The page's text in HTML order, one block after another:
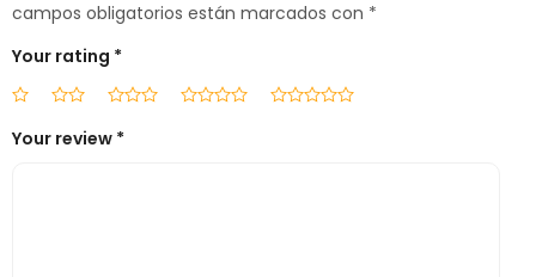
campos obligatorios están marcados con *
Your rating *
Your review *